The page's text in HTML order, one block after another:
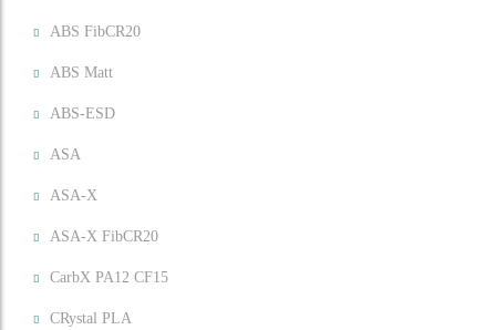
ABS FibCR20
ABS Matt
ABS-ESD
ASA
ASA-X
ASA-X FibCR20
CarbX PA12 CF15
CRystal PLA